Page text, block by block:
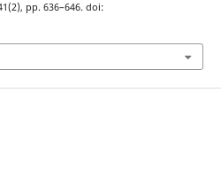
pp. 636–646. doi: